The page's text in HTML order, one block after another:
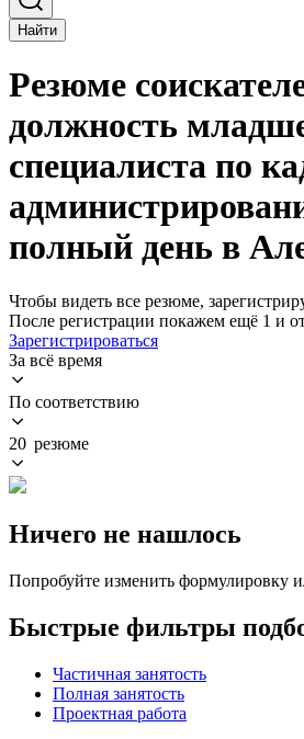
Найти
Резюме
должность
специалиста по
полный день в
Чтобы видеть все резюме,
После регистрации покажем ещё 1 и
Зарегистрироваться
За всё время
По соответствию
20 резюме
Ничего не нашлось
Попробуйте изменить формулировку
Быстрые фильтры
Частичная занятость
Полная занятость
Проектная работа